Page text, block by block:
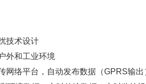
技术设计
外和工业环境
网络平台，自动发布数据（GPRS输出